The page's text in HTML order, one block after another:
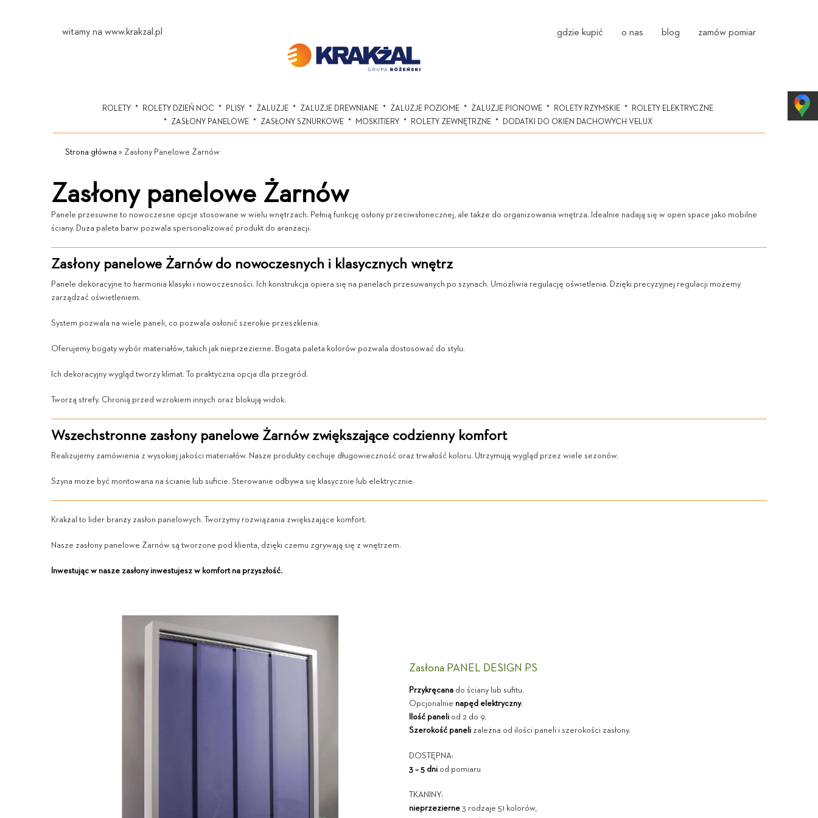
witamy na www.krakzal.pl gdzie kupić o nas blog zamów pomiar
ROLETY ROLETY DZIEŃ NOC PLISY ŻALUZJE ŻALUZJE DREWNIANE ŻALUZJE POZIOME ŻALUZJE PIONOWE ROLETY RZYMSKIE
ROLETY ELEKTRYCZNE
ZASŁONY PANELOWE
ZASŁONY SZNURKOWE MOSKITIERY ROLETY ZEWNĘTRZNE DODATKI DO OKIEN DACHOWYCH VELUX
Strona główna » Zasłony Panelowe Żarnów
Zasłony panelowe Żarnów
Panele przesuwne to nowoczesne opcje stosowane w wielu wnętrzach. Pełnią funkcję osłony przeciwsłonecznej, ale także do organizowania wnętrza. Idealnie nadają się w open space jako mobilne
ściany. Duża paleta barw pozwala spersonalizować produkt do aranżacji.
Zasłony panelowe Żarnów do nowoczesnych i klasycznych wnętrz
Panele dekoracyjne to harmonia klasyki i nowoczesności. Ich konstrukcja opiera się na panelach przesuwanych po szynach. Umożliwia regulację oświetlenia. Dzięki precyzyjnej regulacji możemy
zarządzać oświetleniem.
System pozwala na wiele paneli, co pozwala osłonić szerokie przeszklenia.
Oferujemy bogaty wybór materiałów, takich jak nieprzezierne. Bogata paleta kolorów pozwala dostosować do stylu.
Ich dekoracyjny wygląd tworzy klimat. To praktyczna opcja dla przegród.
Tworzą strefy. Chronią przed wzrokiem innych oraz blokują widok.
Wszechstronne zasłony panelowe Żarnów zwiększające codzienny komfort
Realizujemy zamówienia z wysokiej jakości materiałów. Nasze produkty cechuje długowieczność oraz trwałość koloru. Utrzymują wygląd przez wiele sezonów.
Szyna może być montowana na ścianie lub suficie. Sterowanie odbywa się klasycznie lub elektrycznie.
Krakżal to lider branży zasłon panelowych. Tworzymy rozwiązania zwiększające komfort.
Nasze zasłony panelowe Żarnów są tworzone pod klienta, dzięki czemu zgrywają się z wnętrzem.
Inwestując w nasze zasłony inwestujesz w komfort na przyszłość.
Zasłona PANEL DESIGN PS
Przykręcanado ściany lub sufitu.
Opcjonalnie napęd elektryczny.
Ilość paneliod 2 do 9.
Szerokość panelizależna od ilości paneli i szerokości zasłony.
DOSTĘPNA:
3 – 5 dniod pomiaru
TKANINY:
nieprzezierne3 rodzaje 51 kolorów,